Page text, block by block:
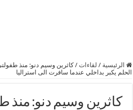
الرئيسية / لقاءات / كاثرين وسيم دنو: منذ
الحلم يكبر بداخلي عندما سافرت الى استراليا
كاثرين وسيم دنو: منذ